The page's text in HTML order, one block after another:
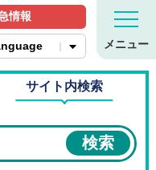
西市ホームページ
情報
メニュー
サイト内検索